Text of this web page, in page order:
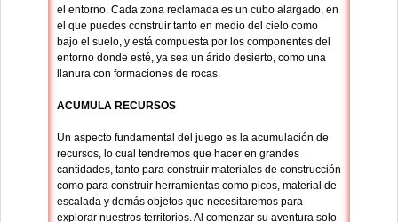
el entorno. Cada zona reclamada es un cubo alargado, en
el que puedes construir tanto en medio del cielo como
bajo el suelo, y está compuesta por los componentes del
entorno donde esté, ya sea un árido desierto, como una
llanura con formaciones de rocas.
ACUMULA RECURSOS
Un aspecto fundamental del juego es la acumulación de
recursos, lo cual tendremos que hacer en grandes
cantidades, tanto para construir materiales de construcción
como para construir herramientas como picos, material de
escalada y demás objetos que necesitaremos para
explorar nuestros territorios. Al comenzar su aventura solo